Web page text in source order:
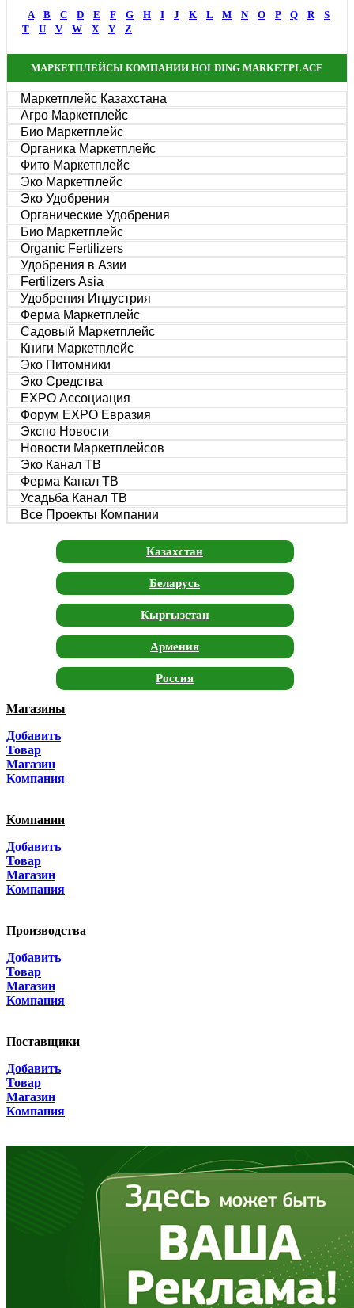
A B C D E F G H I J K L M N O P Q R
S
T
U V W X Y Z
МАРКЕТПЛЕЙСЫ КОМПАНИИ HOLDING MARKETPLACE
Маркетплейс Казахстана
Агро Маркетплейс
Био Маркетплейс
Органика Маркетплейс
Фито Маркетплейс
Эко Маркетплейс
Эко Удобрения
Органические Удобрения
Био Маркетплейс
Organic Fertilizers
Удобрения в Азии
Fertilizers Asia
Удобрения Индустрия
Ферма Маркетплейс
Садовый Маркетплейс
Книги Маркетплейс
Эко Питомники
Эко Средства
EXPO Ассоциация
Форум EXPO Евразия
Экспо Новости
Новости Маркетплейсов
Эко Канал ТВ
Ферма Канал ТВ
Усадьба Канал ТВ
Все Проекты Компании
Казахстан
Беларусь
Кыргызстан
Армения
Россия
Волгоградская область
Вологодская область
Дагестан
Еврейская АО
Магазины
Добавить
Товар
Магазин
Компания
Компании
Добавить
Товар
Магазин
Компания
Производства
Добавить
Товар
Магазин
Компания
Поставщики
Добавить
Товар
Магазин
Компания